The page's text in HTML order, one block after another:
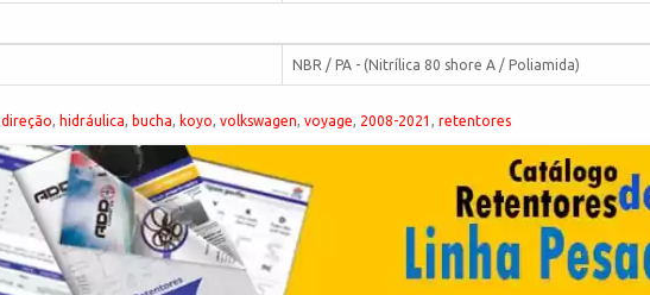
NBR / PA - (Nitrílica 80 shore A / Poliamida)
direção, hidráulica, bucha, koyo, volkswagen, voyage, 2008-2021 , retentores